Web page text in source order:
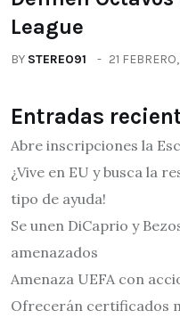
League
BY STEREO91 21
Entradas
Abre inscripciones la
¿Vive en EU y busca la
tipo de ayuda!
Se unen DiCaprio y
amenazados
Amenaza UEFA con
Ofrecerán certificados